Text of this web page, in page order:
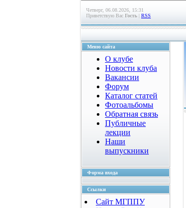
Четверг, 06.08.2026, 15:31
Приветствую Вас Гость | RSS
Меню сайта
О клубе
Новости клуба
Вакансии
Форум
Каталог статей
Фотоальбомы
Обратная связь
Публичные
лекции
Наши
выпускники
Форма входа
Ссылки
Сайт МГППУ